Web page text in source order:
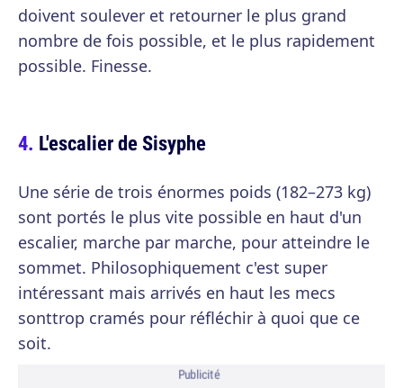
doivent soulever et retourner le plus grand
nombre de fois possible, et le plus rapidement
possible. Finesse.
L'escalier de Sisyphe
Une série de trois énormes poids (182–273 kg)
sont portés le plus vite possible en haut d'un
escalier, marche par marche, pour atteindre le
sommet. Philosophiquement c'est super
intéressant mais arrivés en haut les mecs
sonttrop cramés pour réfléchir à quoi que ce
soit.
Publicité